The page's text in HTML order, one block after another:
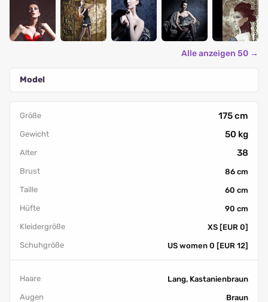
Alle anzeigen 50 →
Model
Größe 175 cm
Gewicht 50 kg
Alter 38
Brust
86 cm
Taille
60 cm
Hüfte
90 cm
Kleidergröße
XS [EUR 0]
Schuhgröße
US women 0 [EUR 12]
Haare
Lang, Kastanienbraun
Augen
Braun